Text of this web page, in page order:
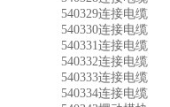
540329连接电缆
540330连接电缆
540331连接电缆
540332连接电缆
540333连接电缆
540334连接电缆